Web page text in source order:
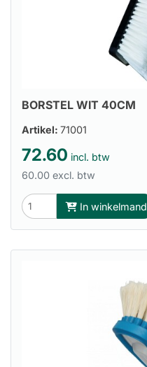
BORSTEL WIT 40CM
Artikel: 71001
72.60 incl. btw
60.00 excl. btw
In winkelmand